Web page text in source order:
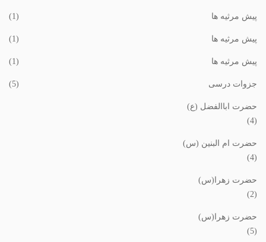
پیش مرثیه ها (1)
پیش مرثیه ها (1)
پیش مرثیه ها (1)
جزوات درسی (5)
حضرت اباالفضل (ع)
(4)
حضرت ام البنین (س)
(4)
حضرت زهرا(س)
(2)
حضرت زهرا(س)
(5)